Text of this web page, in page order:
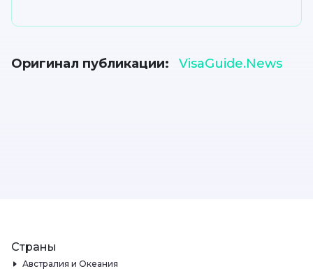
Оригинал публикации VisaGuide.News
Страны
Австралия и Океания